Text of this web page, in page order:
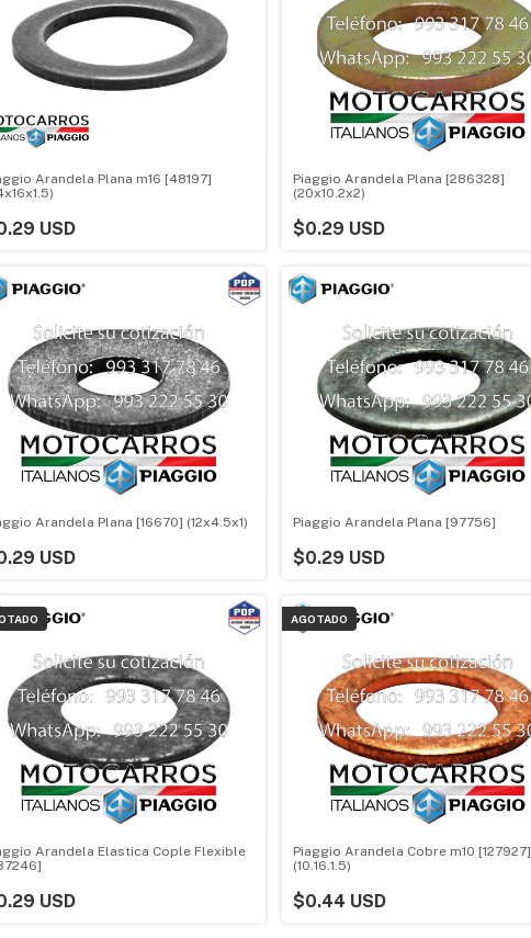
Arandela Plana m16 [48197]
USD
Piaggio Arandela Plana [286328]
(20x10.2x2)
$0.29 USD
Arandela Plana [16670] (12x4.5x1)
USD
Piaggio Arandela Plana [97756]
$0.29 USD
Arandela Elastica Cople Flexible
USD
AGOTADO
Piaggio Arandela Cobre m10 [127927]
(10.16.1.5)
$0.44 USD